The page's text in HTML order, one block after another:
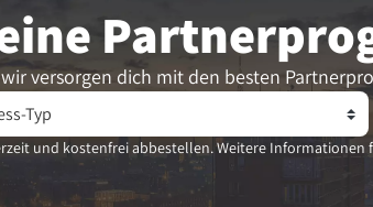
versorgen dich mit den besten
und kostenfrei abbestellen. Weitere Informationen